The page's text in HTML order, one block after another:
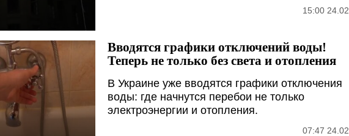
15:00 24.02
Вводятся графики отключений воды!
Теперь не только без света и отопления
В Украине уже вводятся графики отключения
воды: где начнутся перебои не только
электроэнергии и отопления.
07:47 24.02